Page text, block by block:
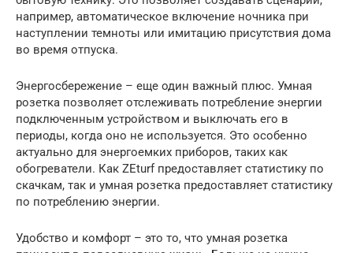
например, автоматическое включение ночника при
наступлении темноты или имитацию присутствия дома
во время отпуска.
Энергосбережение – еще один важный плюс. Умная
розетка позволяет отслеживать потребление энергии
подключенным устройством и выключать его в
периоды, когда оно не используется. Это особенно
актуально для энергоемких приборов, таких как
обогреватели. Как ZEturf предоставляет статистику по
скачкам, так и умная розетка предоставляет статистику
по потреблению энергии.
Удобство и комфорт – это то, что умная розетка